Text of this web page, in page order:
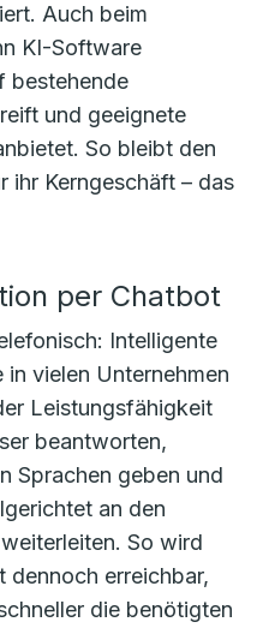
Auch beim
KI-Software
bestehende
und geeignete
So bleibt den
ihr Kerngeschäft – das
per Chatbot
Intelligente
vielen Unternehmen
Leistungsfähigkeit
beantworten,
Sprachen geben und
an den
So wird
dennoch erreichbar,
die benötigten